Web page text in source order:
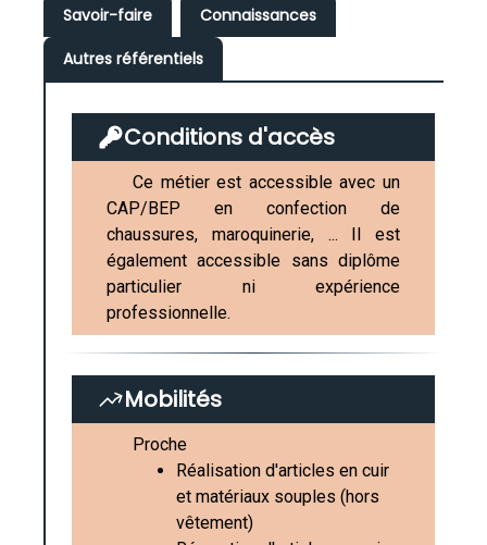
Savoir-faire
Connaissances
Autres référentiels
Conditions d'accès
Ce métier est accessible avec un
CAP/BEP en confection de
chaussures, maroquinerie, ... Il est
également accessible sans diplôme
particulier ni expérience
professionnelle.
Mobilités
Proche
Réalisation d'articles en cuir
et matériaux souples (hors
vêtement)